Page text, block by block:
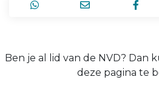
Ben je al lid van de NVD? Dan
deze pagina te